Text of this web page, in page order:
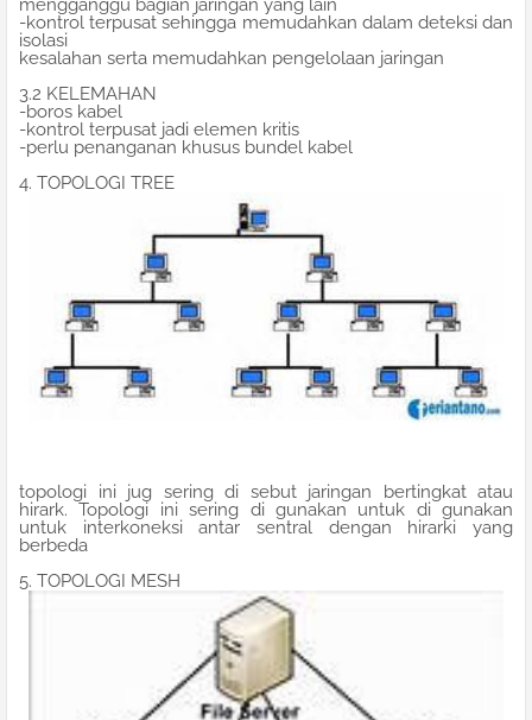
mengganggu bagian jaringan yang lain
-kontrol terpusat sehingga memudahkan dalam deteksi dan
isolasi
kesalahan serta memudahkan pengelolaan jaringan
3.2 KELEMAHAN
-boros kabel
-kontrol terpusat jadi elemen kritis
-perlu penanganan khusus bundel kabel
4. TOPOLOGI TREE
topologi ini jug sering di sebut jaringan bertingkat atau
hirark. Topologi ini sering di gunakan untuk di gunakan
untuk interkoneksi antar sentral dengan hirarki yang
berbeda
5. TOPOLOGI MESH